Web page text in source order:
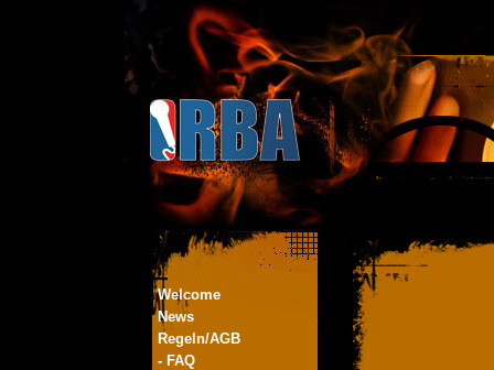
Welcome
News
Regeln/AGB
- FAQ